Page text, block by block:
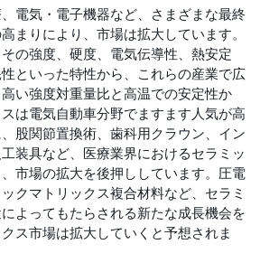
電気・電子機器など、さまざまな最終
まりにより、市場は拡大しています。
の強度、硬度、電気伝導性、熱安定
といった特性から、これらの産業で広
い強度対重量比と高温での安定性か
は電気自動車分野でますます人気が高
股関節置換術、歯科用クラウン、イン
装具など、医療業界におけるセラミッ
市場の拡大を後押ししています。圧電
クマトリックス複合材料など、セラミ
よってもたらされる新たな成長機会を
ス市場は拡大していくと予想されま